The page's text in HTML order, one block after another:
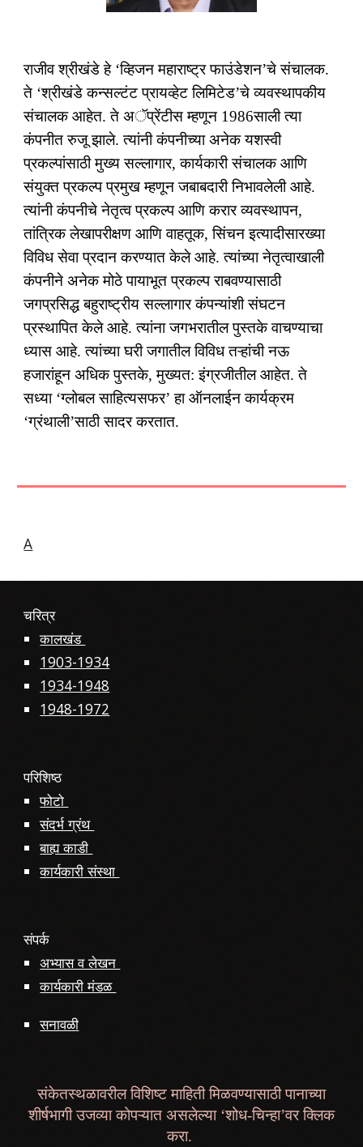
राजीव श्रीखंडे हे ‘व्हिजन महाराष्ट्र फाउंडेशन’चे संचालक.
ते ‘श्रीखंडे कन्सल्टंट प्रायव्हेट लिमिटेड’चे व्यवस्थापकीय
संचालक आहेत. ते अॅप्रेंटीस म्हणून 1986साली त्या
कंपनीत रुजू झाले. त्यांनी कंपनीच्या अनेक यशस्वी
प्रकल्पांसाठी मुख्य सल्लागार, कार्यकारी संचालक आणि
संयुक्त प्रकल्प प्रमुख म्हणून जबाबदारी निभावलेली आहे.
त्यांनी कंपनीचे नेतृत्व प्रकल्प आणि करार व्यवस्थापन,
तांत्रिक लेखापरीक्षण आणि वाहतूक, सिंचन इत्यादीसारख्या
विविध सेवा प्रदान करण्यात केले आहे. त्यांच्या नेतृत्वाखाली
कंपनीने अनेक मोठे पायाभूत प्रकल्प राबवण्यासाठी
जगप्रसिद्ध बहुराष्ट्रीय सल्लागार कंपन्यांशी संघटन
प्रस्थापित केले आहे. त्यांना जगभरातील पुस्तके वाचण्याचा
ध्यास आहे. त्यांच्या घरी जगातील विविध तऱ्हांची नऊ
हजारांहून अधिक पुस्तके, मुख्यत: इंग्रजीतील आहेत. ते
सध्या ‘ग्लोबल साहित्यसफर’ हा ऑनलाईन कार्यक्रम
‘ग्रंथाली’साठी सादर करतात.
A
चरित्र
कालखंड
1903-1934
1934-1948
1948-1972
परिशिष्ठ
फोटो
संदर्भ ग्रंथ
बाह्य काडी
कार्यकारी संस्था
संपर्क
अभ्यास व लेखन
कार्यकारी मंडळ
सनावळी
संकेतस्थळावरील विशिष्ट माहिती मिळवण्यासाठी पानाच्या
शीर्षभागी उजव्या कोपऱ्यात असलेल्या ‘शोध-चिन्हा’वर क्लिक
करा.